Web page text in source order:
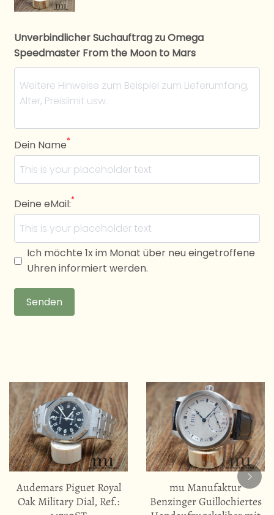
Unverbindlicher Suchauftrag zu Omega
Speedmaster From the Moon to Mars
Dein Name*
Deine eMail:*
Ich möchte 1x im Monat über neu eingetroffene
Uhren informiert werden.
Senden
Audemars Piguet Royal
Oak Military Dial, Ref.:
mu Manufaktur
Benzinger Guillochiertes